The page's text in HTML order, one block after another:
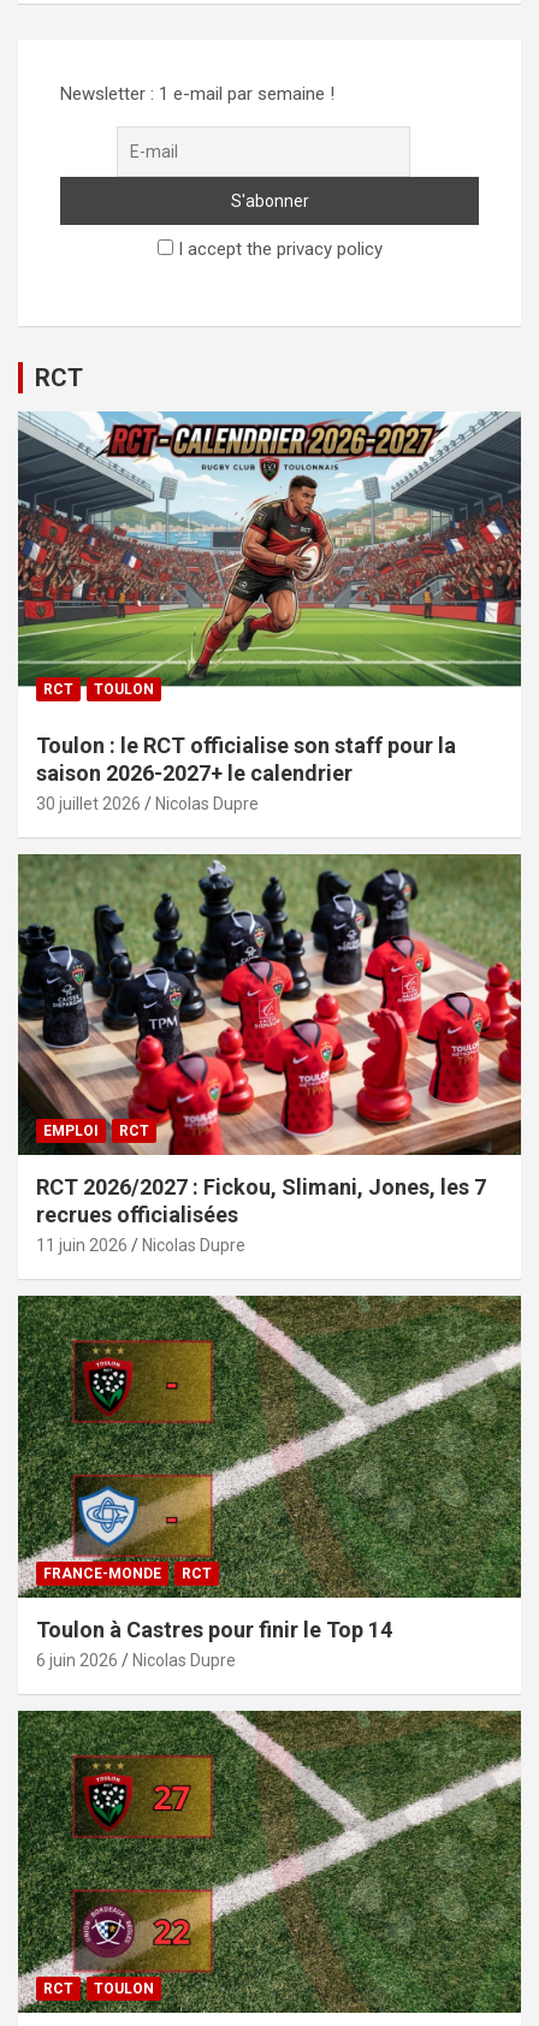
Newsletter : 1 e-mail par semaine !
I accept the privacy policy
RCT
RCT TOULON
Toulon : le RCT officialise son staff pour la
saison 2026-2027+ le calendrier
30 juillet 2026 Nicolas Dupre
EMPLOI RCT
RCT 2026/2027 : Fickou, Slimani, Jones, les 7
recrues officialisées
11 juin 2026 Nicolas Dupre
FRANCE-MONDE RCT
Toulon à Castres pour finir le Top 14
6 juin 2026 Nicolas Dupre
RCT TOULON